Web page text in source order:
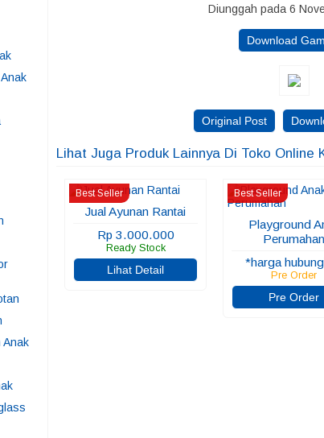
Anak
Diunggah pada 6
Download
Original Post
Lihat Juga Produk Lainnya Di Toko Online
Best Seller
Jual Ayunan Rantai
Rp 3.000.000
Ready Stock
Lihat Detail
Best Seller
Playground
Perumahan
*harga
Pre Order
Pre Order